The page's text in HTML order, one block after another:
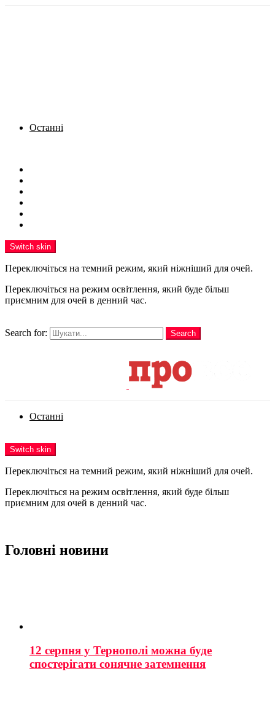
Останні
Switch skin
Переключіться на темний режим, який ніжніший для очей.
Переключіться на режим освітлення, який буде більш
приємним для очей в денний час.
Search for:
Search
Останні
Switch skin
Переключіться на темний режим, який ніжніший для очей.
Переключіться на режим освітлення, який буде більш
приємним для очей в денний час.
Головні новини
12 серпня у Тернополі можна буде
спостерігати сонячне затемнення